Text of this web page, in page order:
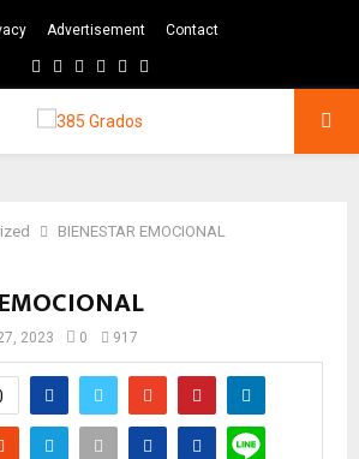
Advertisement Contact
Facebook
TwitterInstagram
Pinterest
Google
BIENESTAR EMOCIONAL
2023 0 917